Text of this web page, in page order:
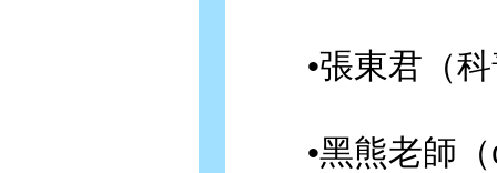
•張東君（科
•黑熊老師（